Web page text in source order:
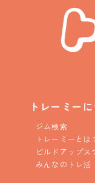
トレーミー
ジム検索
トレーミーとは
ビルドアップス
みんなのトレ活